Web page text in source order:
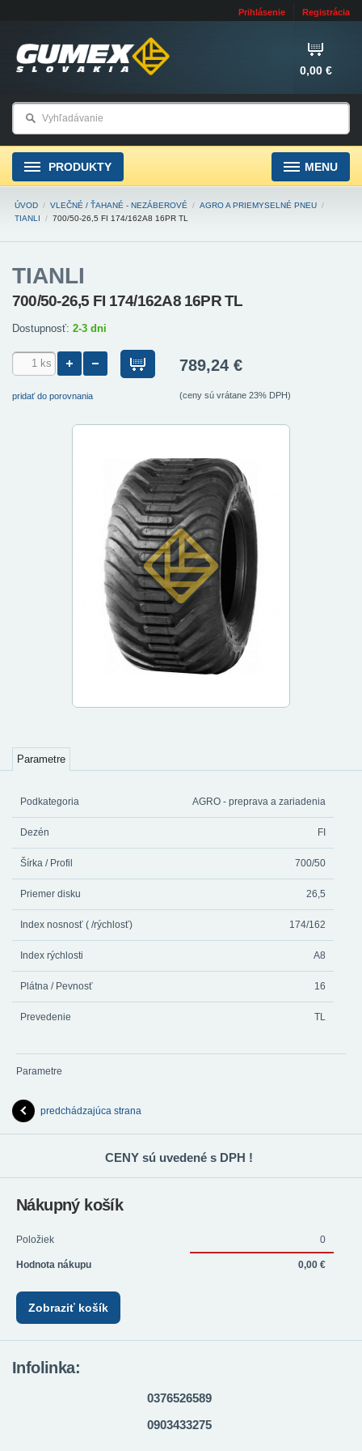
Prihlásenie Registrácia
0,00 €
PRODUKTY MENU
ÚVOD / VLEČNÉ / ŤAHANÉ - NEZÁBEROVÉ / AGRO A PRIEMYSELNÉ PNEU /
TIANLI
/ 700/50-26,5 FI 174/162A8 16PR TL
TIANLI
700/50-26,5 FI 174/162A8 16PR TL
Dostupnosť: 2-3 dni
pridať do porovnania
789,24 €
(ceny sú vrátane 23% DPH)
Parametre
Podkategoria AGRO - preprava a zariadenia
Dezén FI
Šírka / Profil 700/50
Priemer disku 26,5
Index nosnosť ( /rýchlosť) 174/162
Index rýchlosti A8
Plátna / Pevnosť 16
Prevedenie TL
Parametre
predchádzajúca strana
CENY sú uvedené s DPH !
Nákupný košík
Položiek 0
Hodnota nákupu 0,00 €
Zobraziť košík
Infolinka:
0376526589
0903433275